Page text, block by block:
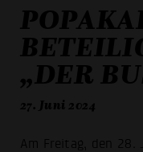
„DER
27. Juni 2024
Am Freitag, den